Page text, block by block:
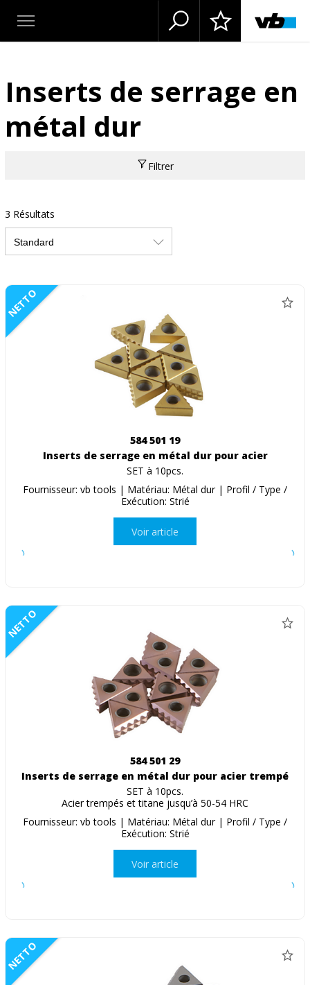
Inserts de serrage en
métal dur
Filtrer
3 Résultats
NETTO
584 501 19
Inserts de serrage en métal dur pour acier
SET à 10pcs.
Fournisseur: vb tools | Matériau: Métal dur | Profil / Type /
Exécution: Strié
Voir article
NETTO
584 501 29
Inserts de serrage en métal dur pour acier trempé
SET à 10pcs.
Acier trempés et titane jusqu’à 50-54 HRC
Fournisseur: vb tools | Matériau: Métal dur | Profil / Type /
Exécution: Strié
Voir article
NETTO